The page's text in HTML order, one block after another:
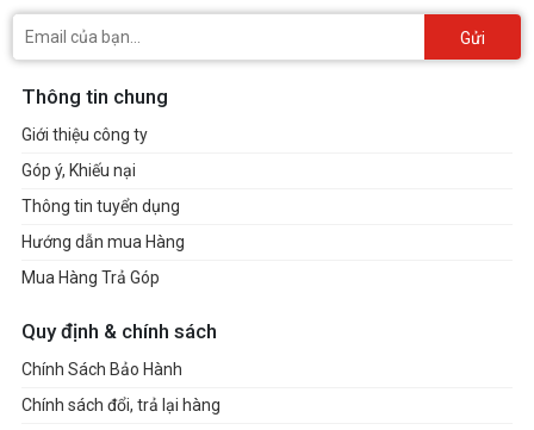
Gửi
Thông tin chung
Giới thiệu công ty
Góp ý, Khiếu nại
Thông tin tuyển dụng
Hướng dẫn mua Hàng
Mua Hàng Trả Góp
Quy định & chính sách
Chính Sách Bảo Hành
Chính sách đổi, trả lại hàng